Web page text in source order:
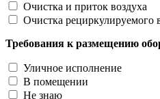
Очистка и приток воздуха
Очистка рециркулируемого
Требования к размещению
Уличное исполнение
В помещении
Не знаю